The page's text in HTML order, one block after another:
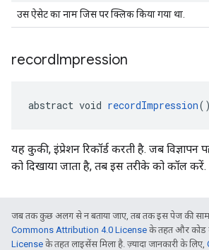
उस ऐसेट का नाम जिस पर क्लिक किया गया था.
recordImpression
abstract void recordImpression()
यह कुकी, इंप्रेशन रिकॉर्ड करती है. जब विज्ञापन
को दिखाया जाता है, तब इस तरीके को कॉल करें.
जब तक कुछ अलग से न बताया जाए, तब तक इस पेज की
Commons Attribution 4.0 License के तहत और कोड
License के तहत लाइसेंस मिला है. ज़्यादा जानकारी के लिए,